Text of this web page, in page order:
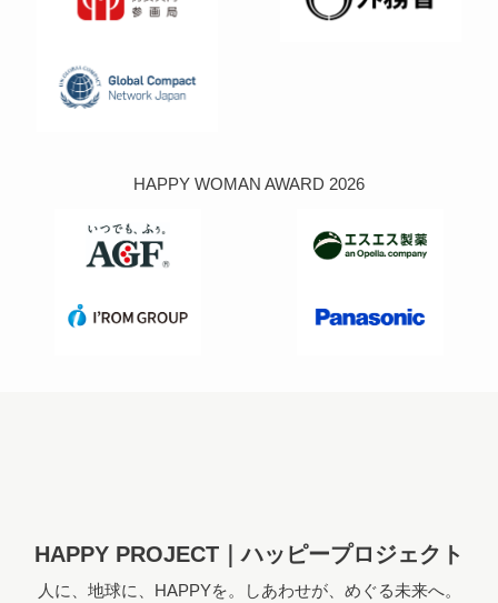
HAPPY WOMAN AWARD 2026
HAPPY PROJECT｜ハッピープロジェクト
人に、地球に、HAPPYを。しあわせが、めぐる未来へ。